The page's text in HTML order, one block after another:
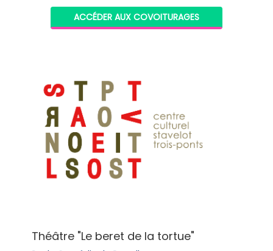
ACCÉDER AUX COVOITURAGES
Théâtre "Le beret de la tortue"